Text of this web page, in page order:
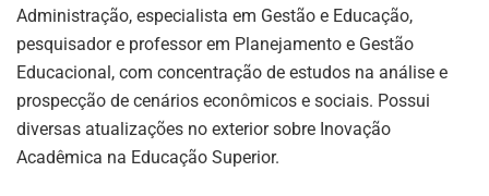
Administração, especialista em Gestão e Educação,
pesquisador e professor em Planejamento e Gestão
Educacional, com concentração de estudos na análise e
prospecção de cenários econômicos e sociais. Possui
diversas atualizações no exterior sobre Inovação
Acadêmica na Educação Superior.